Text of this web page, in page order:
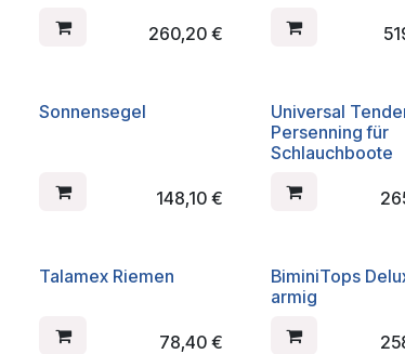
260,20€
Sonnensegel
148,10€
Universal
Persenning für
Schlauchboote
Talamex Riemen
78,40€
BiminiTops
armig